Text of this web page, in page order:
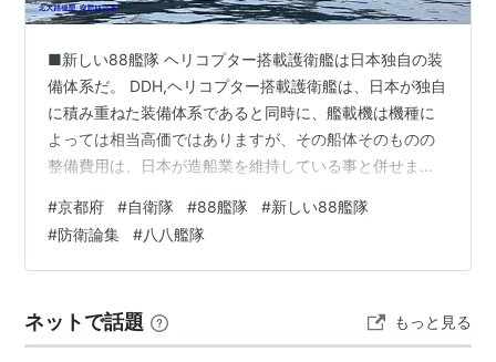
府の草花
嵯峨ぎく・なでしこ
構成
15市10町1村からなる。
市
京都市
亀岡市
■新しい88艦隊 ヘリコプター搭載護衛艦は日本独自の装
備体系だ。 DDH,ヘリコプター搭載護衛艦は、日本が独自
に積み重ねた装備体系であると同時に、艦載機は機種に
よっては相当高価ではありますが、その船体そのものの
整備費用は、日本が造船業を維持している事と併せます
は、それほど高価ではない、費用対効果に優れた防衛力
整備であるといえます。 さて、昨今、衛星画像の増大と
ともにAI人工知能をもちいた画像解析技術は高度化の一
フランス海軍の空母シャルルドゴールが数十万枚毎日衛
星写真画像サービスから提供されている…
#京都府 #自衛隊 #88艦隊 #新しい88艦隊
#防衛論集 #八八艦隊
ネットで話題 もっと見る